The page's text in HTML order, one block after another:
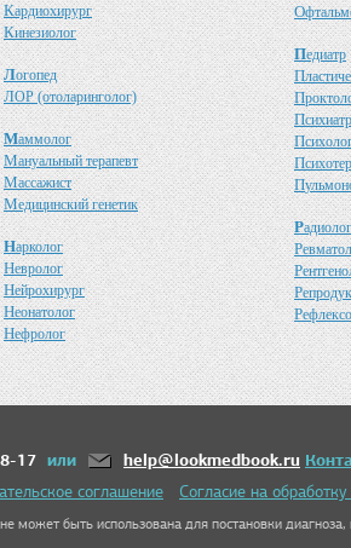
Кардиохирург
Кинезиолог
Логопед
ЛОР (отоларинголог)
Маммолог
Мануальный терапевт
Массажист
Медицинский генетик
Нарколог
Невролог
Нейрохирург
Неонатолог
Нефролог
О
Педиатр
П
П
Психиатр
П
П
П
Радиолог
Р
Р
Р
Р
17 или help@lookmedbook.ru
соглашение Согласие на
может быть использована для постановки